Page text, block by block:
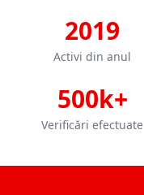
2019
Activi din anul
500k+
Verificări efectuate